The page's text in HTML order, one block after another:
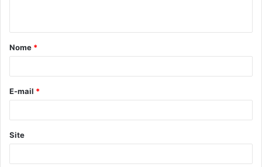
Nome *
E-mail *
Site